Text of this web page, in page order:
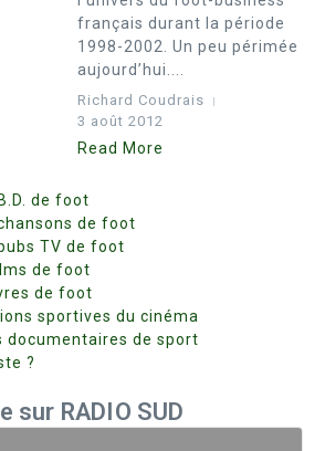
français durant la période
1998-2002. Un peu périmée
aujourd’hui....
Richard Coudrais
3 août 2012
Read More
de foot
de foot
TV de foot
de foot
de foot
sportives du cinéma
documentaires de sport
?
sur RADIO SUD